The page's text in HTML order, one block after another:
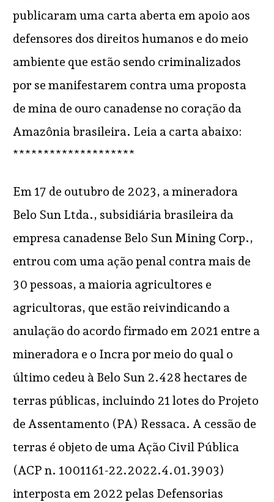
publicaram uma carta aberta em apoio aos
defensores dos direitos humanos e do meio
ambiente que estão sendo criminalizados
por se manifestarem contra uma proposta
de mina de ouro canadense no coração da
Amazônia brasileira. Leia a carta abaixo:
********************
Em 17 de outubro de 2023, a mineradora
Belo Sun Ltda., subsidiária brasileira da
empresa canadense Belo Sun Mining Corp.,
entrou com uma ação penal contra mais de
30 pessoas, a maioria agricultores e
agricultoras, que estão reivindicando a
anulação do acordo firmado em 2021 entre a
mineradora e o Incra por meio do qual o
último cedeu à Belo Sun 2.428 hectares de
terras públicas, incluindo 21 lotes do Projeto
de Assentamento (PA) Ressaca. A cessão de
terras é objeto de uma Ação Civil Pública
(ACP n. 1001161-22.2022.4.01.3903)
interposta em 2022 pelas Defensorias